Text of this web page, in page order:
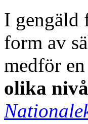
I gengäld
form av
medför en
olika